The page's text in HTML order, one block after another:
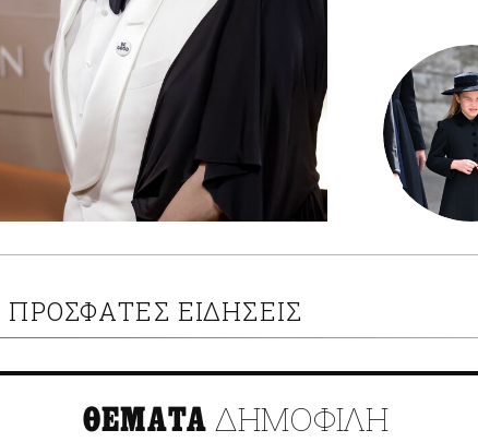
ΠΡΟΣΦΑΤΕΣ ΕΙΔΗΣΕΙΣ
ΘΕΜΑΤΑ ΔΗΜΟΦΙΛΗ